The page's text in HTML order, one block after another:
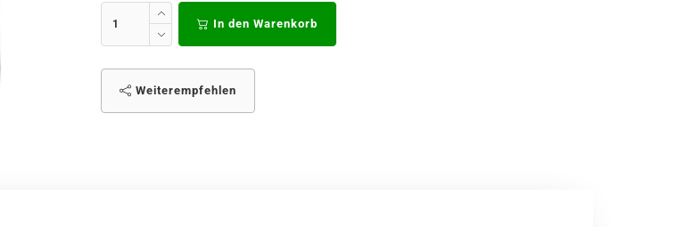
In den Warenkorb
Weiterempfehlen